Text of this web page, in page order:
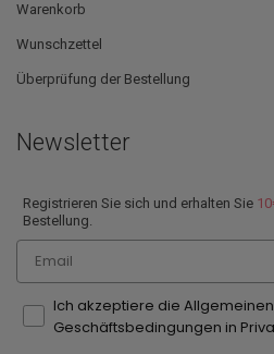
Warenkorb
Wunschzettel
Überprüfung der Bestellung
Newsletter
Registrieren Sie sich und erhalten Sie
Bestellung.
Email
Ich akzeptiere die Allgemeinen
Geschäftsbedingungen in